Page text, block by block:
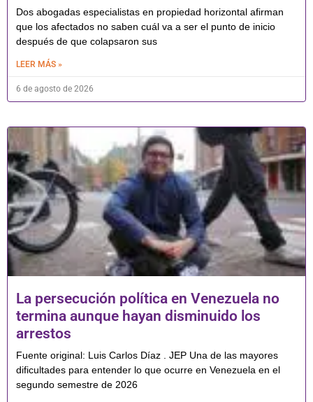
Dos abogadas especialistas en propiedad horizontal afirman
que los afectados no saben cuál va a ser el punto de inicio
después de que colapsaron sus
LEER MÁS »
6 de agosto de 2026
La persecución política en Venezuela no
termina aunque hayan disminuido los
arrestos
Fuente original: Luis Carlos Díaz . JEP Una de las mayores
dificultades para entender lo que ocurre en Venezuela en el
segundo semestre de 2026